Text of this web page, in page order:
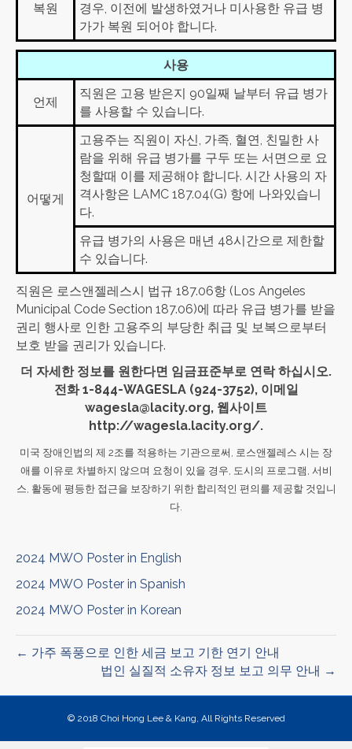
복원
경우, 이전에 발생하였거나 미사용한 유급 병
가가 복원 되어야 합니다.
사용
언제
직원은 고용 받은지 90일째 날부터 유급 병가
를 사용할 수 있습니다.
어떻게
고용주는 직원이 자신, 가족, 혈연, 친밀한 사
람을 위해 유급 병가를 구두 또는 서면으로 요
청할때 이를 제공해야 합니다. 시간 사용의 자
격사항은 LAMC 187.04(G) 항에 나와있습니
다.
유급 병가의 사용은 매년 48시간으로 제한할
수 있습니다.
직원은 로스앤젤레스시 법규 187.06항 (Los Angeles
Municipal Code Section 187.06)에 따라 유급 병가를 받을
권리 행사로 인한 고용주의 부당한 취급 및 보복으로부터
보호 받을 권리가 있습니다.
더 자세한 정보를 원한다면 임금표준부로 연락 하십시오.
전화 1-844-WAGESLA (924-3752), 이메일
wagesla@lacity.org, 웹사이트
http://wagesla.lacity.org/.
미국 장애인법의 제 2조를 적용하는 기관으로써, 로스앤젤레스 시는 장
애를 이유로 차별하지 않으며 요청이 있을 경우, 도시의 프로그램, 서비
스, 활동에 평등한 접근을 보장하기 위한 합리적인 편의를 제공할 것입니
다.
2024 MWO Poster in English
2024 MWO Poster in Spanish
2024 MWO Poster in Korean
← 가주 폭풍으로 인한 세금 보고 기한 연기 안내
법인 실질적 소유자 정보 보고 의무 안내 →
© 2018 Choi Hong Lee & Kang, All Rights Reserved